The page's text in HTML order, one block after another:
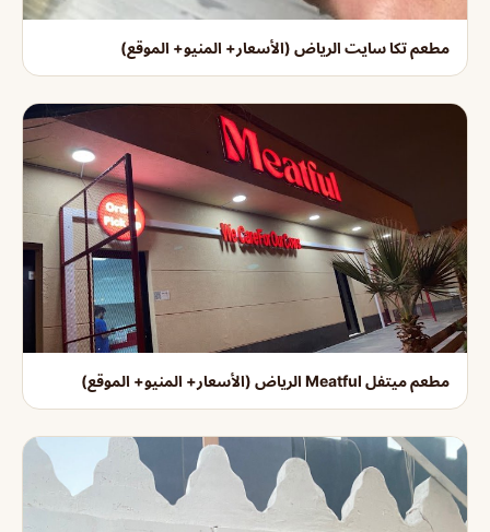
مطعم تكا سايت الرياض (الأسعار+ المنيو+ الموقع)
مطعم ميتفل Meatful الرياض (الأسعار+ المنيو+ الموقع)